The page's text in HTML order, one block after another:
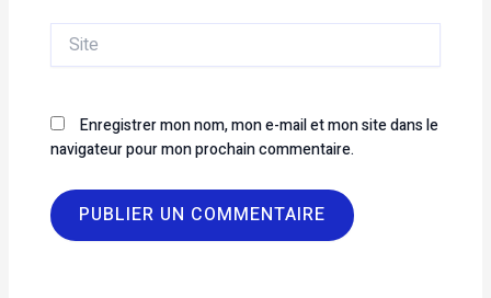
Site
Enregistrer mon nom, mon e-mail et mon site dans le
navigateur pour mon prochain commentaire.